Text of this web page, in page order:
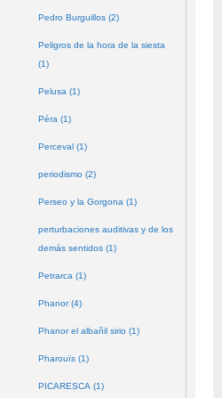
Pedro Burguillos (2)
Peligros de la hora de la siesta
(1)
Pelusa (1)
Péra (1)
Perceval (1)
periodismo (2)
Perseo y la Gorgona (1)
perturbaciones auditivas y de los
demás sentidos (1)
Petrarca (1)
Phanor (4)
Phanor el albañil sirio (1)
Pharouïs (1)
PICARESCA (1)